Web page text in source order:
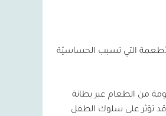
التي تسبب الحساسيّة
من الطعام عبر بطانة
قد تؤثر على سلوك الطفل